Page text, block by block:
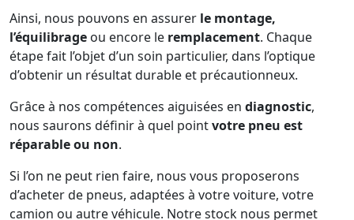
Ainsi, nous pouvons en assurer le montage,
l’équilibrage ou encore le remplacement. Chaque
étape fait l’objet d’un soin particulier, dans l’optique
d’obtenir un résultat durable et précautionneux.
Grâce à nos compétences aiguisées en diagnostic,
nous saurons définir à quel pointvotre pneu est
réparable ou non.
Si l’on ne peut rien faire, nous vous proposerons
d’acheter de pneus, adaptées à votre voiture, votre
camion ou autre véhicule. Notre stock nous permet